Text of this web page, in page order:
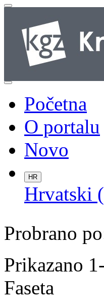
Početna
O portalu
Novo
HR
Hrvatski
Probrano
Prikazano
Faseta